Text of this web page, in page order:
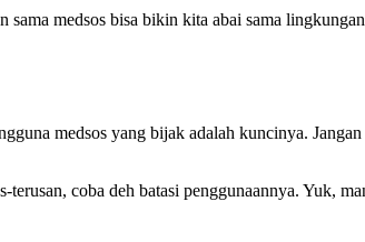
medsos bisa bikin kita abai sama
medsos yang bijak adalah kuncinya.
coba deh batasi penggunaannya. Yuk,